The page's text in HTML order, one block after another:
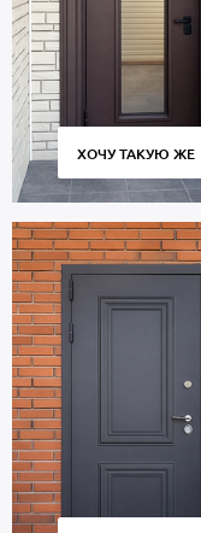
взломостойкости.
В полости створки
Уплотнители по
дополнительной
подъезда.
Дверь порошок
сохраняет
закрывания.
контроль за точным
плотное прилегание
деформаций.
Стоимость указана за
лет.
Позвоните в отдел
приобрести дверь по
специалиста по
Доставка по Москве и
ХОЧУ ТАКУЮ ЖЕ